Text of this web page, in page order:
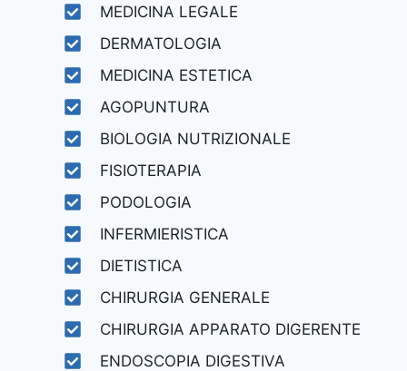
MEDICINA LEGALE
DERMATOLOGIA
MEDICINA ESTETICA
AGOPUNTURA
BIOLOGIA NUTRIZIONALE
FISIOTERAPIA
PODOLOGIA
INFERMIERISTICA
DIETISTICA
CHIRURGIA GENERALE
CHIRURGIA APPARATO DIGERENTE
ENDOSCOPIA DIGESTIVA